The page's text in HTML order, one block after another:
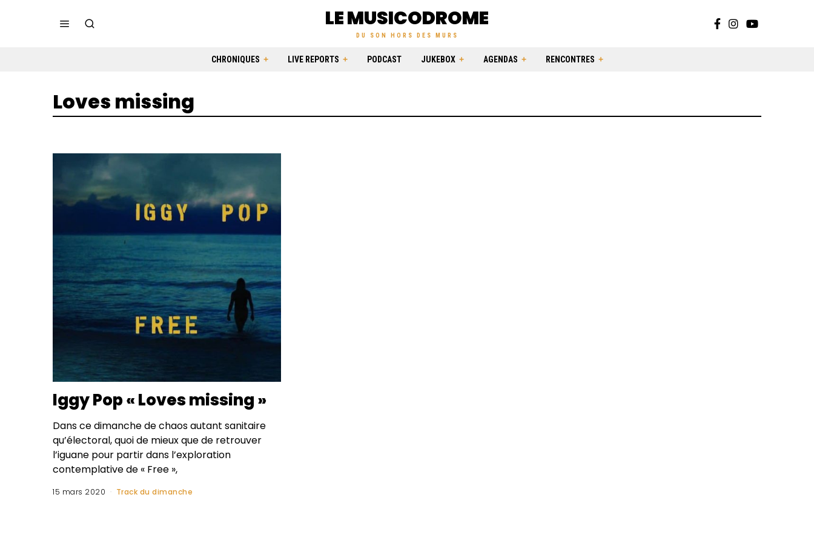
LE MUSICODROME
DU SON HORS DES MURS
CHRONIQUES LIVE REPORTS PODCAST JUKEBOX AGENDAS RENCONTRES
Loves missing
Iggy Pop « Loves missing »
Dans ce dimanche de chaos autant sanitaire
qu’électoral, quoi de mieux que de retrouver
l’iguane pour partir dans l’exploration
contemplative de « Free »,
15 mars 2020 Track du dimanche